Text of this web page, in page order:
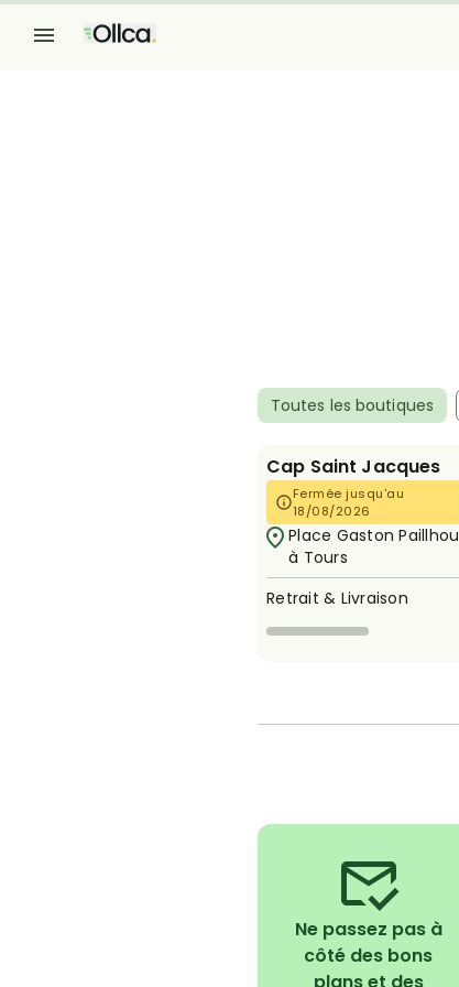
Toutes les boutiques
Cap Saint Jacques
Fermée jusqu'au
18/08/2026
Place Gaston Paillhou
à Tours
Retrait & Livraison
Ne passez pas à
côté des bons